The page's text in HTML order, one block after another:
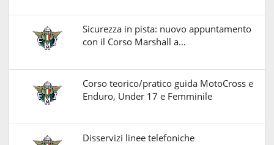
Sicurezza in pista: nuovo appuntamento
con il Corso Marshall a…
Corso teorico/pratico guida MotoCross e
Enduro, Under 17 e Femminile
Disservizi linee telefoniche